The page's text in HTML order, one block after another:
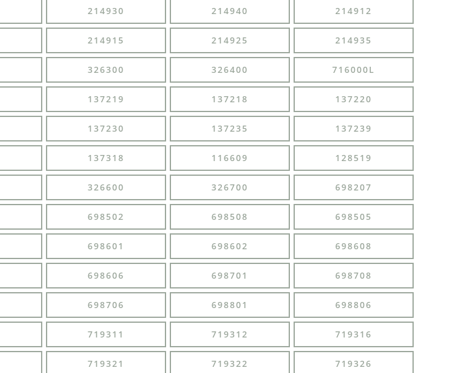
214930 214940 214912
214915 214925 214935
326300 326400 716000L
137219 137218 137220
137230 137235 137239
137318 116609 128519
326600 326700 698207
698502 698508 698505
698601 698602 698608
698606 698701 698708
698706 698801 698806
719311 719312 719316
719321 719322 719326